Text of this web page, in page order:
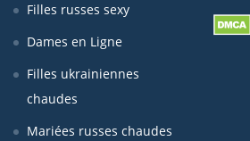
Filles russes sexy
Dames en Ligne
Filles ukrainiennes
chaudes
Mariées russes chaudes